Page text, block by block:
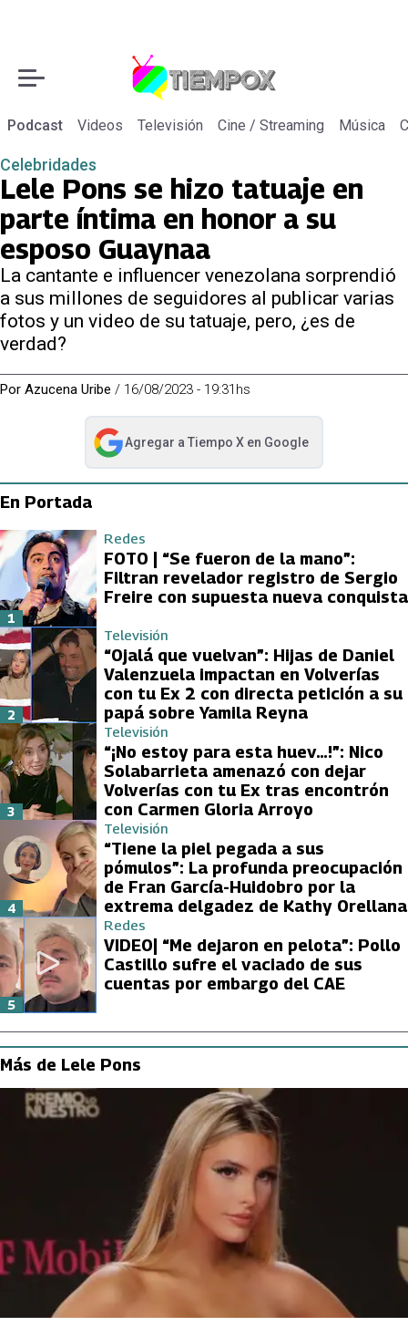
Podcast Videos Televisión Cine / Streaming Música
Celebridades
Lele Pons se hizo tatuaje en
parte íntima en honor a su
esposo Guaynaa
La cantante e influencer venezolana sorprendió
a sus millones de seguidores al publicar varias
fotos y un video de su tatuaje, pero, ¿es de
verdad?
Por Azucena Uribe / 16/08/2023 - 19:31hs
Agregar a Tiempo Xen Google
abre en nueva pestaña
En Portada
Redes
FOTO | “Se fueron de la mano”:
Filtran revelador registro de Sergio
Freire con supuesta nueva conquista
1
Televisión
“Ojalá que vuelvan”: Hijas de Daniel
Valenzuela impactan en Volverías
con tu Ex 2 con directa petición a su
papá sobre Yamila Reyna
2
Televisión
“¡No estoy para esta huev…!”: Nico
Solabarrieta amenazó con dejar
Volverías con tu Ex tras encontrón
con Carmen Gloria Arroyo
3
Televisión
“Tiene la piel pegada a sus
pómulos”: La profunda preocupación
de Fran García-Huidobro por la
extrema delgadez de Kathy Orellana
4
Redes
VIDEO| “Me dejaron en pelota”: Pollo
Castillo sufre el vaciado de sus
cuentas por embargo del CAE
5
Más de Lele Pons